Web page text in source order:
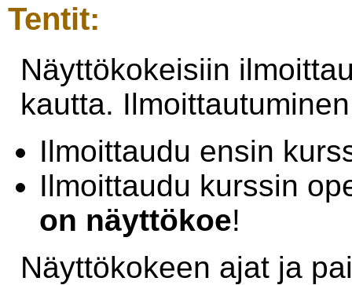
Tentit:
Näyttökokeisiin
kautta.
Ilmoittaudu ensin
Ilmoittaudu kurssin
on näyttökoe!
Näyttökokeen ajat ja